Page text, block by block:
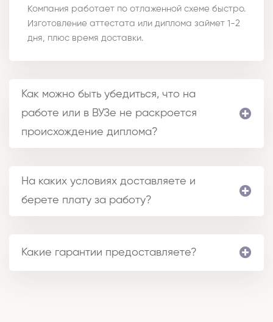
Компания работает по отлаженной схеме быстро.
Изготовление аттестата или диплома займет 1-2
дня, плюс время доставки.
Как можно быть убедиться, что на
работе или в ВУЗе не раскроется
происхождение диплома?
На каких условиях доставляете и
берете плату за работу?
Какие гарантии предоставляете?